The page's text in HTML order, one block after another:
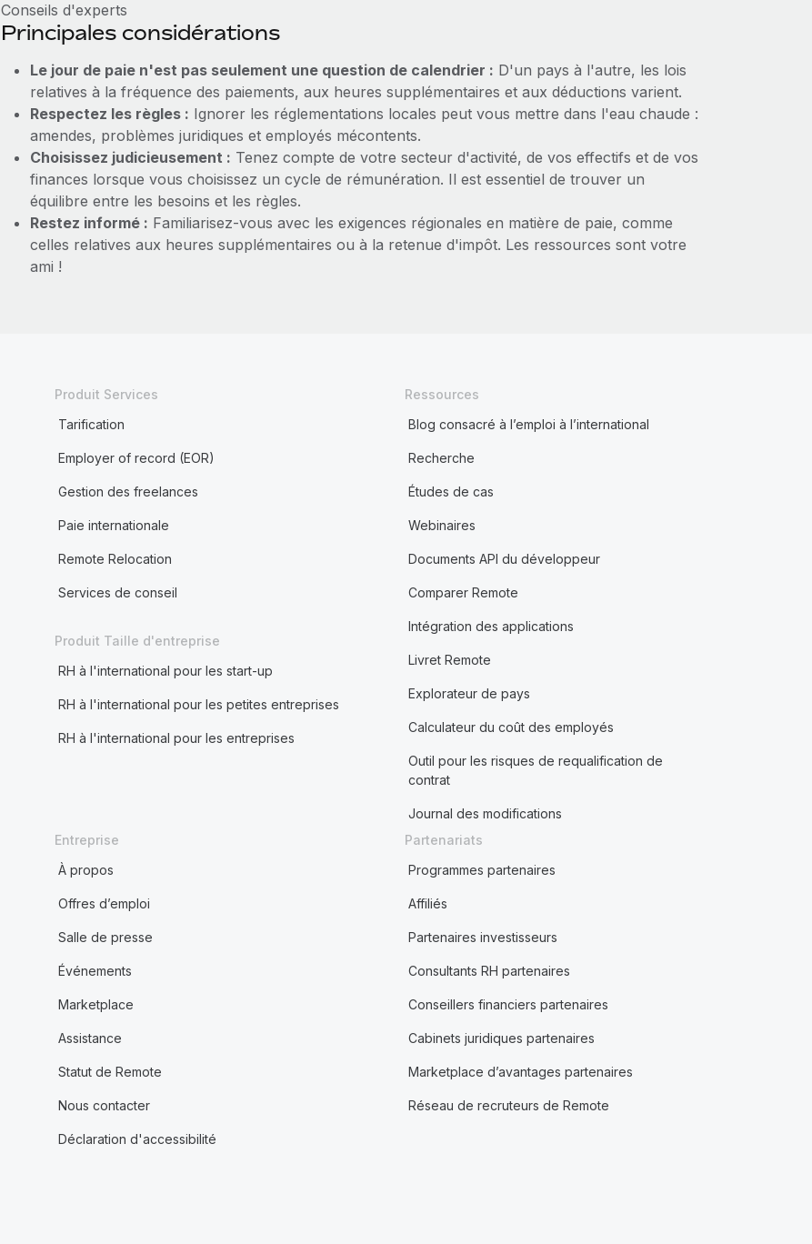
Conseils d'experts
Principales considérations
Le jour de paie n'est pas seulement une question de calendrier : D'un pays à l'autre, les lois
relatives à la fréquence des paiements, aux heures supplémentaires et aux déductions varient.
Respectez les règles : Ignorer les réglementations locales peut vous mettre dans l'eau chaude :
amendes, problèmes juridiques et employés mécontents.
Choisissez judicieusement : Tenez compte de votre secteur d'activité, de vos effectifs et de vos
finances lorsque vous choisissez un cycle de rémunération. Il est essentiel de trouver un
équilibre entre les besoins et les règles.
Restez informé : Familiarisez-vous avec les exigences régionales en matière de paie, comme
celles relatives aux heures supplémentaires ou à la retenue d'impôt. Les ressources sont votre
ami !
Produit Services
Tarification
Employer of record (EOR)
Gestion des freelances
Paie internationale
Remote Relocation
Services de conseil
Produit Taille d'entreprise
RH à l'international pour les start-up
RH à l'international pour les petites entreprises
RH à l'international pour les entreprises
Ressources
Blog consacré à l’emploi à l’international
Recherche
Études de cas
Webinaires
Documents API du développeur
Comparer Remote
Intégration des applications
Livret Remote
Explorateur de pays
Calculateur du coût des employés
Outil pour les risques de requalification de
contrat
Journal des modifications
Entreprise
À propos
Offres d’emploi
Salle de presse
Événements
Marketplace
Assistance
Statut de Remote
Nous contacter
Déclaration d'accessibilité
Partenariats
Programmes partenaires
Affiliés
Partenaires investisseurs
Consultants RH partenaires
Conseillers financiers partenaires
Cabinets juridiques partenaires
Marketplace d’avantages partenaires
Réseau de recruteurs de Remote